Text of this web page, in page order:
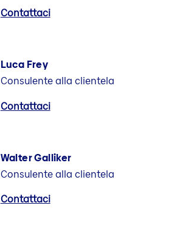
Contattaci
Luca Frey
Consulente alla clientela
Contattaci
Walter Galliker
Consulente alla clientela
Contattaci